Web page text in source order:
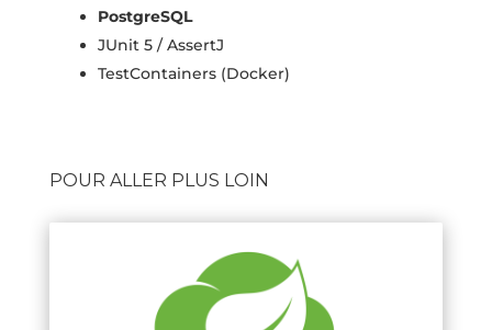
PostgreSQL
JUnit 5 / AssertJ
TestContainers (Docker)
POUR ALLER PLUS LOIN